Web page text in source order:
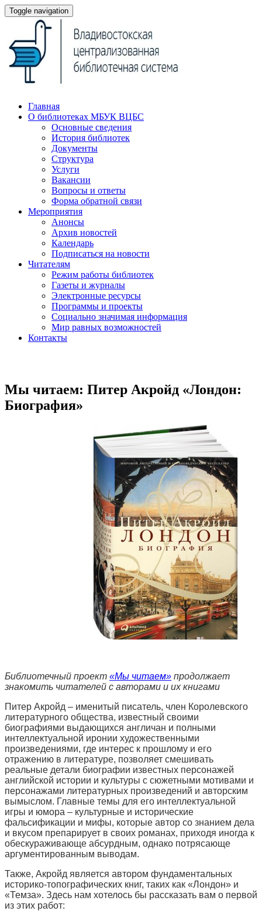
Toggle navigation
Главная
О библиотеках МБУК ВЦБС
Основные сведения
История библиотек
Документы
Структура
Услуги
Вакансии
Вопросы и ответы
Форма обратной связи
Мероприятия
Анонсы
Архив новостей
Календарь
Подписаться на новости
Читателям
Режим работы библиотек
Газеты и журналы
Электронные ресурсы
Программы и проекты
Социально значимая информация
Мир равных возможностей
Контакты
Мы читаем: Питер Акройд «Лондон:
Биография»
Библиотечный проект «Мы читаем» продолжает
знакомить читателей с авторами и их книгами
Питер Акройд – именитый писатель, член Королевского
литературного общества, известный своими
биографиями выдающихся англичан и полными
интеллектуальной иронии художественными
произведениями, где интерес к прошлому и его
отражению в литературе, позволяет смешивать
реальные детали биографии известных персонажей
английской истории и культуры с сюжетными мотивами и
персонажами литературных произведений и авторским
вымыслом. Главные темы для его интеллектуальной
игры и юмора – культурные и исторические
фальсификации и мифы, которые автор со знанием дела
и вкусом препарирует в своих романах, приходя иногда к
обескураживающе абсурдным, однако потрясающе
аргументированным выводам.
Также, Акройд является автором фундаментальных
историко-топографических книг, таких как «Лондон» и
«Темза». Здесь нам хотелось бы рассказать вам о первой
из этих работ: